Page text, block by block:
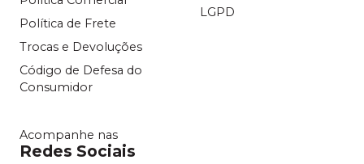
Política de Frete
Trocas e Devoluções
Código de Defesa do
Consumidor
LGPD
Acompanhe nas
Redes Sociais